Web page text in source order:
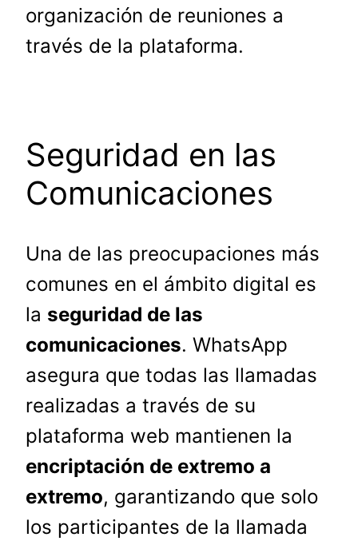
organización de reuniones a
través de la plataforma.
Seguridad en las
Comunicaciones
Una de las preocupaciones más
comunes en el ámbito digital es
la seguridad de las
comunicaciones. WhatsApp
asegura que todas las llamadas
realizadas a través de su
plataforma web mantienen la
encriptación de extremo a
extremo, garantizando que solo
los participantes de la llamada